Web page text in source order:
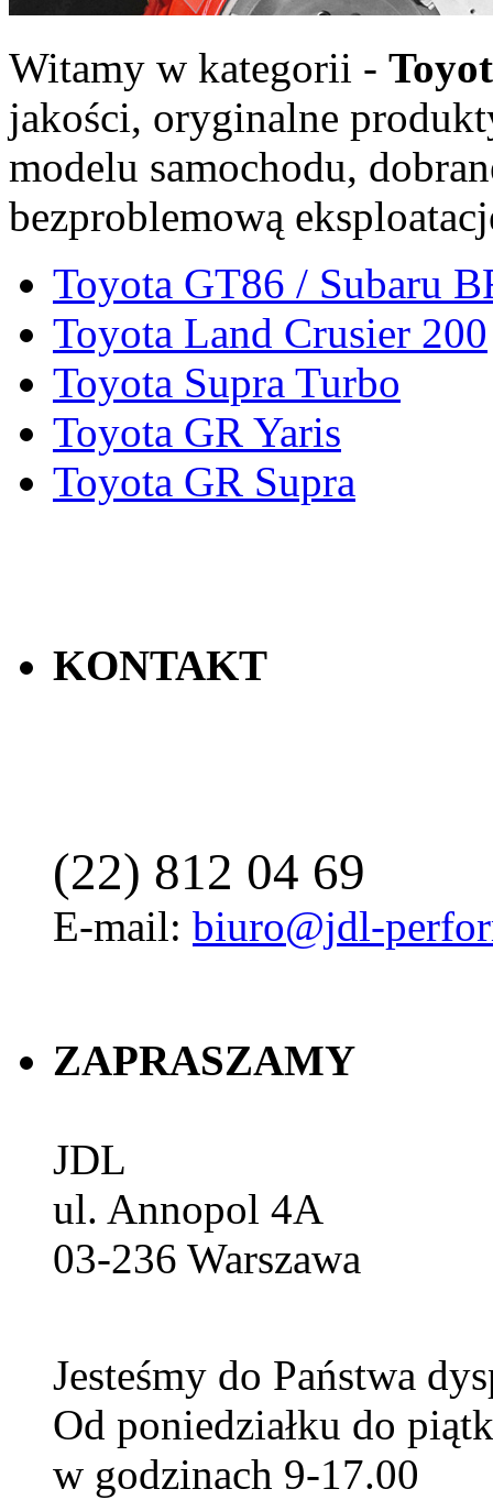
Witamy w kategorii -
jakości, oryginalne
modelu samochodu,
bezproblemową
Toyota GT86 / Subaru
Toyota Land Crusier 200
Toyota Supra Turbo
Toyota GR Yaris
Toyota GR Supra
KONTAKT
(22) 812 04 69
E-mail: biuro@jdl-
ZAPRASZAMY
JDL
ul. Annopol 4A
03-236 Warszawa
Jesteśmy do Państwa
Od poniedziałku do
w godzinach 9-17.00